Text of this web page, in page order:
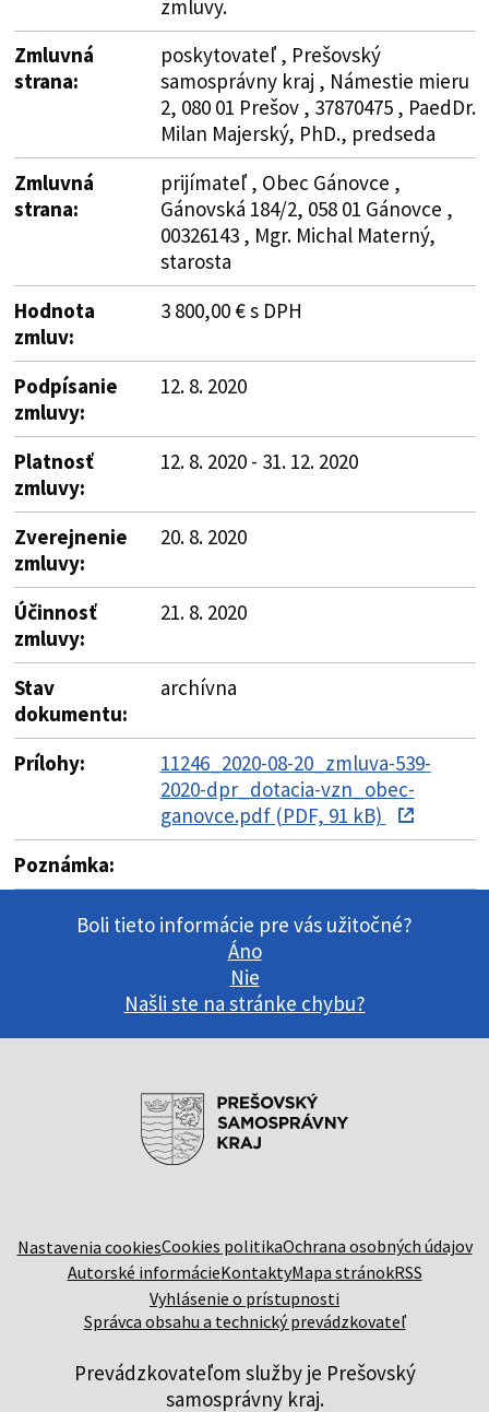
zmluvy.
Zmluvná
strana:
poskytovateľ , Prešovský
samosprávny kraj , Námestie mieru
2, 080 01 Prešov , 37870475 , PaedDr.
Milan Majerský, PhD., predseda
Zmluvná
strana:
prijímateľ , Obec Gánovce ,
Gánovská 184/2, 058 01 Gánovce ,
00326143 , Mgr. Michal Materný,
starosta
Hodnota
zmluv:
3 800,00 € s DPH
Podpísanie
zmluvy:
12. 8. 2020
Platnosť
zmluvy:
12. 8. 2020 - 31. 12. 2020
Zverejnenie
zmluvy:
20. 8. 2020
Účinnosť
zmluvy:
21. 8. 2020
Stav
dokumentu:
archívna
Prílohy:
11246_2020-08-20_zmluva-539-
2020-dpr_dotacia-vzn_obec-
ganovce.pdf (PDF, 91 kB)
Poznámka:
Boli tieto informácie pre vás užitočné?
Áno
Nie
Našli ste na stránke chybu?
Nastavenia cookiesCookies politikaOchrana osobných údajov
Autorské informácieKontaktyMapa stránokRSS
Vyhlásenie o prístupnosti
Správca obsahu a technický prevádzkovateľ
Prevádzkovateľom služby je Prešovský
samosprávny kraj.